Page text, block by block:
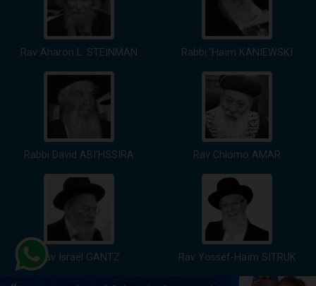
Rav Aharon L. STEINMAN Rabbi 'Haïm KANIEWSKI
Rabbi David ABI'HSSIRA Rav Chlomo AMAR
Rav Israël GANTZ Rav Yossef-Haïm SITRUK